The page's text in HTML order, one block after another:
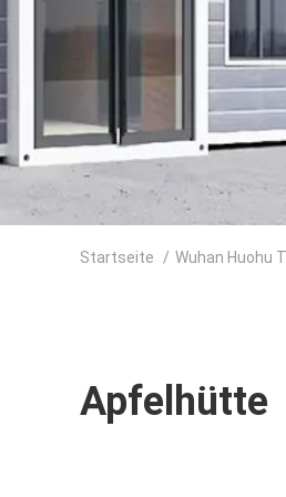
Startseite / Wuhan Huohu
Apfelhütte